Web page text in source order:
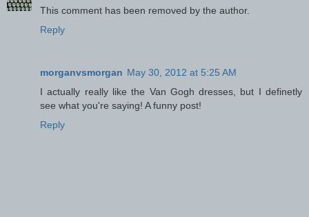
This comment has been removed by the author.
Reply
morganvsmorgan May 30, 2012 at 5:25 AM
I actually really like the Van Gogh dresses, but I definetly
see what you're saying! A funny post!
Reply